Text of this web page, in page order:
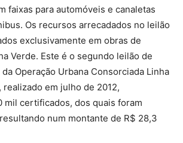
faixas para automóveis e canaletas
Os recursos arrecadados no leilão
exclusivamente em obras de
Verde. Este é o segundo leilão de
Operação Urbana Consorciada Linha
em julho de 2012,
certificados, dos quais foram
num montante de R$ 28,3